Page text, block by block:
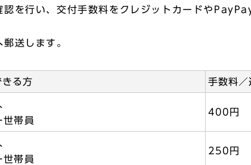
を行い、交付手数料をクレジットカードや
送します。
きる方 手数料／
世帯員
400円
世帯員
250円